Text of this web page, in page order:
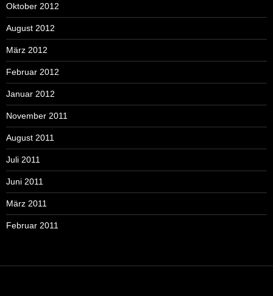
Oktober 2012
August 2012
März 2012
Februar 2012
Januar 2012
November 2011
August 2011
Juli 2011
Juni 2011
März 2011
Februar 2011